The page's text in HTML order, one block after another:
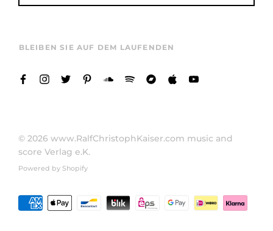
BLEIBEN SIE AUF DEM LAUFENDEN
© 2026 www.RalfChristophKaiser.com music and
score Verlag e.K.
Powered by Shopify